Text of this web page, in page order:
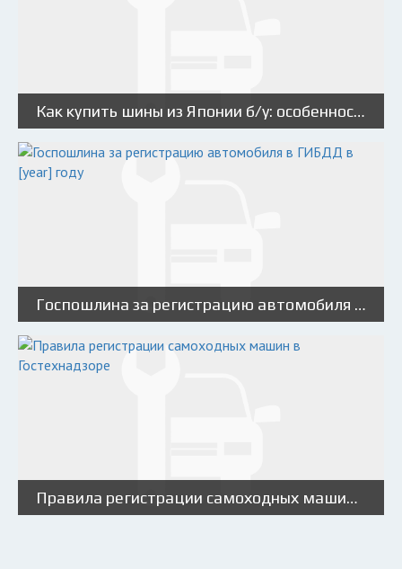
Как купить шины из Японии б/у: особенность и рекомендации
Госпошлина за регистрацию автомобиля в ГИБДД в [year] году
Правила регистрации самоходных машин в Гостехнадзоре